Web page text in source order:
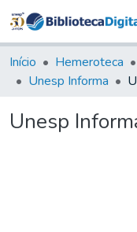
Início Hemeroteca
Unesp Informa
Unesp